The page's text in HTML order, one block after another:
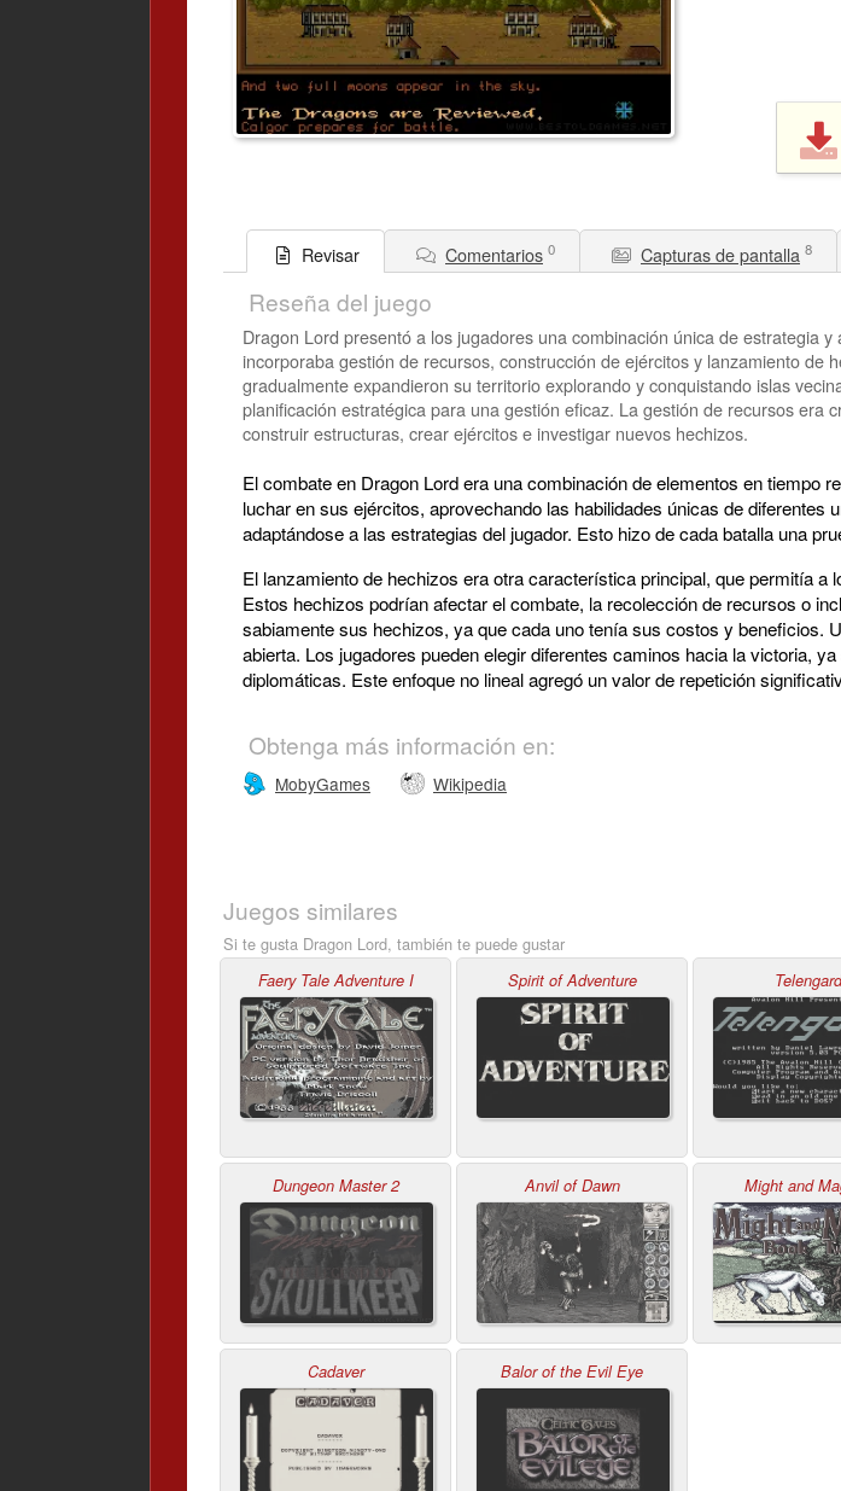
Revisar Comentarios 0 Capturas de pantalla 8
Reseña del juego
Dragon Lord presentó a los jugadores una combinación única de estrategia
incorporaba gestión de recursos, construcción de ejércitos y lanzamiento de
gradualmente expandieron su territorio explorando y conquistando islas
planificación estratégica para una gestión eficaz. La gestión de recursos era
construir estructuras, crear ejércitos e investigar nuevos hechizos.
El combate en Dragon Lord era una combinación de elementos en tiempo
luchar en sus ejércitos, aprovechando las habilidades únicas de diferentes
adaptándose a las estrategias del jugador. Esto hizo de cada batalla una
El lanzamiento de hechizos era otra característica principal, que permitía
Estos hechizos podrían afectar el combate, la recolección de recursos o
sabiamente sus hechizos, ya que cada uno tenía sus costos y beneficios.
abierta. Los jugadores pueden elegir diferentes caminos hacia la victoria,
diplomáticas. Este enfoque no lineal agregó un valor de repetición
Obtenga más información en:
MobyGames Wikipedia
Juegos similares
Si te gusta Dragon Lord, también te puede gustar
Faery Tale Adventure I Spirit of Adventure Telengard
Dungeon Master 2 Anvil of Dawn Might and
Cadaver Balor of the Evil Eye